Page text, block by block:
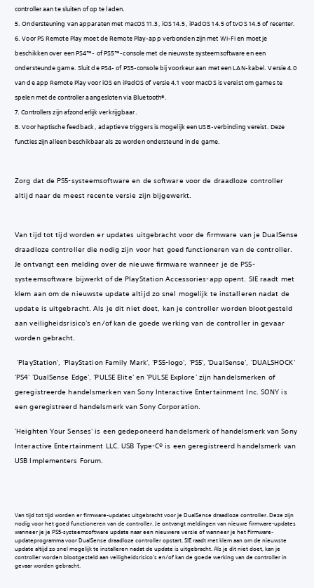
controller aan te sluiten of op te laden.
5. Ondersteuning van apparaten met macOS 11.3, iOS 14.5, iPadOS 14.5 of tvOS 14.5 of recenter.
6. Voor PS Remote Play moet de Remote Play-app verbonden zijn met Wi-Fi en moet je
beschikken over een PS4™- of PS5™-console met de nieuwste systeemsoftware en een
ondersteunde game. Sluit de PS4- of PS5-console bij voorkeur aan met een LAN-kabel. Versie 4.0
van de app Remote Play voor iOS en iPadOS of versie 4.1 voor macOS is vereist om games te
spelen met de controller aangesloten via Bluetooth®.
7. Controllers zijn afzonderlijk verkrijgbaar.
8. Voor haptische feedback, adaptieve triggers is mogelijk een USB-verbinding vereist. Deze
functies zijn alleen beschikbaar als ze worden ondersteund in de game.
Zorg dat de PS5-systeemsoftware en de software voor de draadloze controller
altijd naar de meest recente versie zijn bijgewerkt.
Van tijd tot tijd worden er updates uitgebracht voor de firmware van je DualSense
draadloze controller die nodig zijn voor het goed functioneren van de controller.
Je ontvangt een melding over de nieuwe firmware wanneer je de PS5-
systeemsoftware bijwerkt of de PlayStation Accessories-app opent. SIE raadt met
klem aan om de nieuwste update altijd zo snel mogelijk te installeren nadat de
update is uitgebracht. Als je dit niet doet, kan je controller worden blootgesteld
aan veiligheidsrisico's en/of kan de goede werking van de controller in gevaar
worden gebracht.
'PlayStation', 'PlayStation Family Mark', 'PS5-logo', 'PS5', 'DualSense', 'DUALSHOCK'
'PS4' 'DualSense Edge', 'PULSE Elite' en 'PULSE Explore' zijn handelsmerken of
geregistreerde handelsmerken van Sony Interactive Entertainment Inc. SONY is
een geregistreerd handelsmerk van Sony Corporation.‎
'Heighten Your Senses' is een gedeponeerd handelsmerk of handelsmerk van Sony
Interactive Entertainment LLC. USB Type-C® is een geregistreerd handelsmerk van
USB Implementers Forum.
Van tijd tot tijd worden er firmware-updates uitgebracht voor je DualSense draadloze controller. Deze zijn
nodig voor het goed functioneren van de controller. Je ontvangt meldingen van nieuwe firmware-updates
wanneer je je PS5-systeemsoftware update naar een nieuwere versie of wanneer je het Firmware-
updateprogramma voor DualSense draadloze controller opstart. SIE raadt met klem aan om de nieuwste
update altijd zo snel mogelijk te installeren nadat de update is uitgebracht. Als je dit niet doet, kan je
controller worden blootgesteld aan veiligheidsrisico's en/of kan de goede werking van de controller in
gevaar worden gebracht.